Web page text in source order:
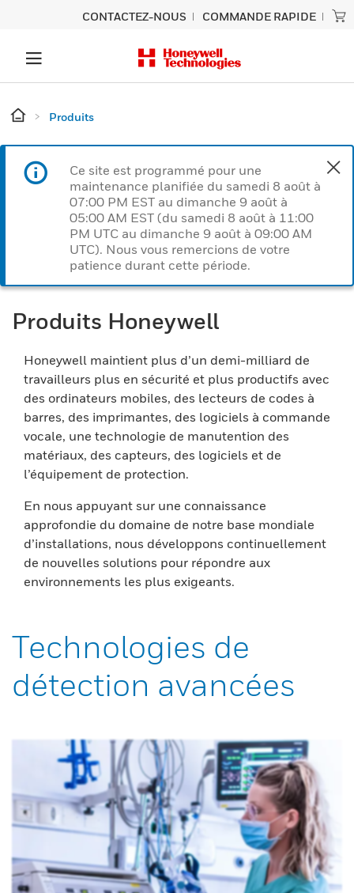
CONTACTEZ-NOUS COMMANDE RAPIDE
Produits
Ce site est programmé pour une
maintenance planifiée du samedi 8 août à
07:00 PM EST au dimanche 9 août à
05:00 AM EST (du samedi 8 août à 11:00
PM UTC au dimanche 9 août à 09:00 AM
UTC). Nous vous remercions de votre
patience durant cette période.
Produits Honeywell
Honeywell maintient plus d’un demi-milliard de
travailleurs plus en sécurité et plus productifs avec
des ordinateurs mobiles, des lecteurs de codes à
barres, des imprimantes, des logiciels à commande
vocale, une technologie de manutention des
matériaux, des capteurs, des logiciels et de
l’équipement de protection.
En nous appuyant sur une connaissance
approfondie du domaine de notre base mondiale
d’installations, nous développons continuellement
de nouvelles solutions pour répondre aux
environnements les plus exigeants.
Technologies de
détection avancées